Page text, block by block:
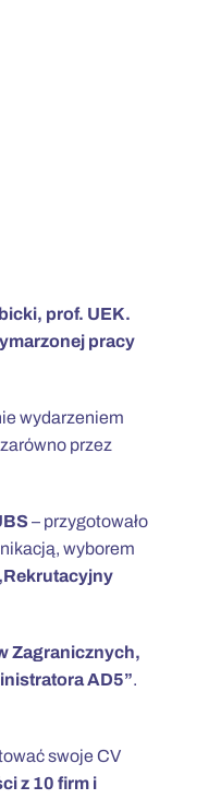
prof. UEK.
pracy
wydarzeniem
przez
– przygotowało
wyborem
Zagranicznych,
AD5”.
swoje CV
z 10 firm i